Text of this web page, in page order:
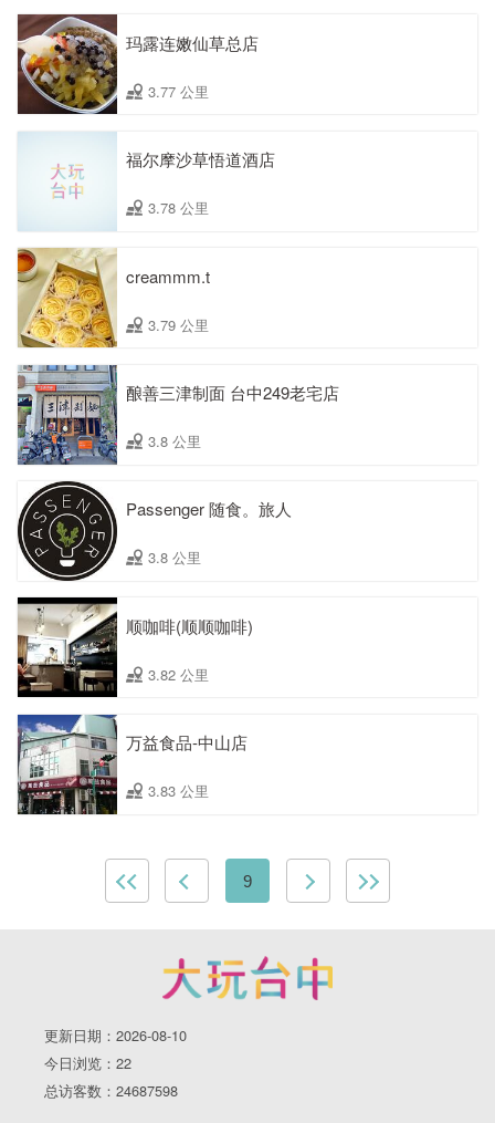
玛露连嫩仙草总店
3.77 公里
福尔摩沙草悟道酒店
3.78 公里
creammm.t
3.79 公里
酿善三津制面 台中249老宅店
3.8 公里
Passenger 随食。旅人
3.8 公里
顺咖啡(顺顺咖啡)
3.82 公里
万益食品-中山店
3.83 公里
9
更新日期：2026-08-10
今日浏览：22
总访客数：24687598